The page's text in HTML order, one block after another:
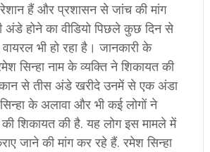
हैं और प्रशासन से जांच की मांग
होने का वीडियो पिछले कुछ दिन से
भी हो रहा है। जानकारी के
सिन्हा नाम के व्यक्ति ने शिकायत की
से तीस अंडे खरीदे उनमें से एक अंडा
के अलावा और भी कई लोगों ने
शिकायत की है. यह लोग इस मामले में
जाने की मांग कर रहे हैं. रमेश सिन्हा